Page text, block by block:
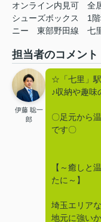
オンライン内見可 全
シューズボックス
1
ニー
東部野田線 七
担当者のコメント
伊藤 聡一
郎
☆「七里」
♪収納や趣味
〇足元から
です〇
【～癒しと
たに～】
埼玉エリア
地元に強いか